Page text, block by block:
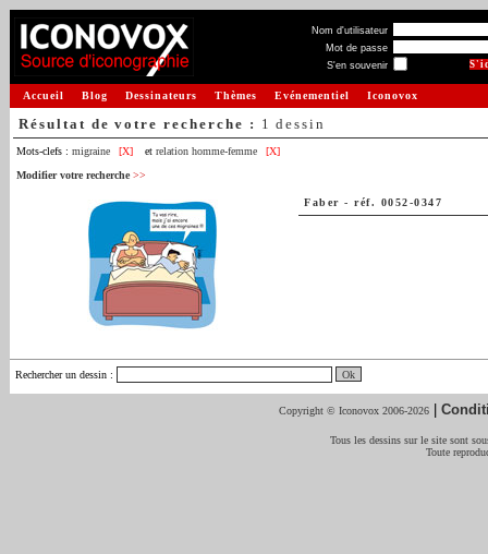
Nom d'utilisateur
Mot de passe
S'en souvenir
Accueil Blog Dessinateurs Thèmes Evénementiel Iconovox
Résultat de votre recherche : 1 dessin
Mots-clefs : migraine [X] et relation homme-femme
[X]
Modifier votre recherche >>
Faber - réf. 0052-0347
Rechercher un dessin :
Copyright © Iconovox 2006-2026 |
Tous les dessins sur le site sont
Toute